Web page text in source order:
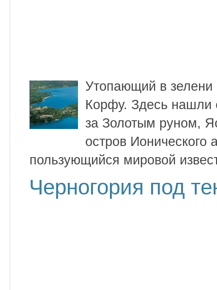
Утопающий в зелени
Корфу. Здесь нашли
за Золотым руном,
остров Ионического
пользующийся мировой
Черногория под